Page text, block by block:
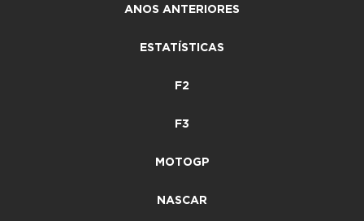
ANOS ANTERIORES
ESTATÍSTICAS
F2
F3
MOTOGP
NASCAR